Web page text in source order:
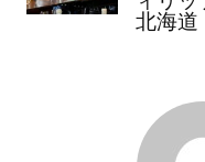
北海道